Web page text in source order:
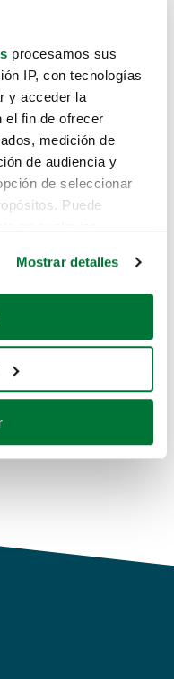
procesamos sus
IP, con tecnologías
y acceder la
el fin de ofrecer
medición de
de audiencia y
de seleccionar
Puede
ubicación geográfica
activamente
(huellas
se procesan sus
del sitio web con
publicidad y análisis
Mostrar detalles
como
aquí.
que estás